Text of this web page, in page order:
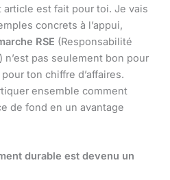
est fait pour toi. Je vais
concrets à l’appui,
RSE (Responsabilité
n’est pas seulement bon pour
ton chiffre d’affaires.
ensemble comment
de fond en un avantage
durable est devenu un